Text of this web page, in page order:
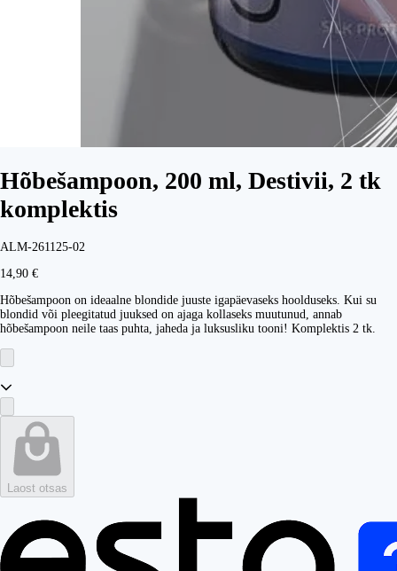
Hõbešampoon, 200 ml, Destivii, 2 tk
komplektis
ALM-261125-02
14,90 €
Hõbešampoon on ideaalne blondide juuste igapäevaseks hoolduseks. Kui su
blondid või pleegitatud juuksed on ajaga kollaseks muutunud, annab
hõbešampoon neile taas puhta, jaheda ja luksusliku tooni! Komplektis 2 tk.
Laost otsas